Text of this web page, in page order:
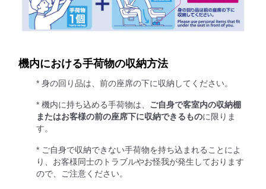
機内における手荷物の収納方法
* 身の回り品は、前の座席の下に収納してください。
* 機内に持ち込める手荷物は、 ご自身で客室内の収納棚
またはお客様の前の座席下に収納できるものに限りま
す。
* ご自身で収納できない手荷物を持ち込まれることによ
り、お客様同士のトラブルやお怪我が発生しております
ので、ご注意ください。